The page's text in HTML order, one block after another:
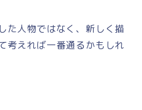
た人物ではなく、新しく描
考えれば一番通るかもしれ